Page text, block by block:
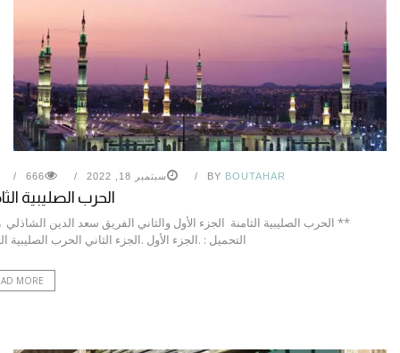
BY BOUTAHAR سبتمبر 18, 2022 666
الحرب الصليبية
** الحرب الصليبية الثامنة الجزء الأول والثاني الفريق سعد الدين
التحميل : .الجزء الأول .الجزء الثاني الحرب الصليبية
MORE